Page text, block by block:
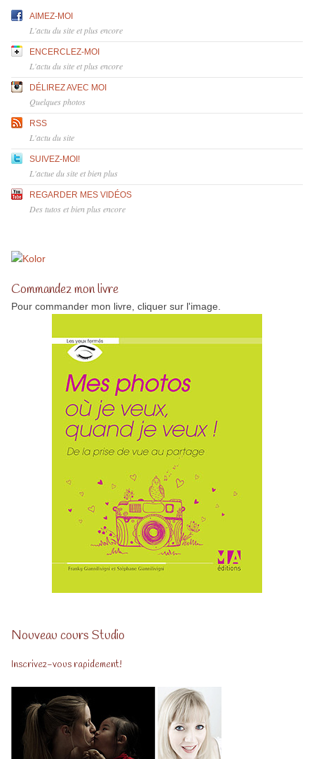
AIMEZ-MOI
L'actu du site et plus encore
ENCERCLEZ-MOI
L'actu du site et plus encore
DÉLIREZ AVEC MOI
Quelques photos
RSS
L'actu du site
SUIVEZ-MOI!
L'actue du site et bien plus
REGARDER MES VIDÉOS
Des tutos et bien plus encore
Commandez mon livre
Pour commander mon livre, cliquer sur l'image.
Nouveau cours Studio
Inscrivez-vous rapidement!